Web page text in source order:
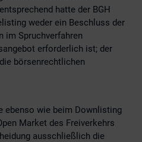
hatte der BGH
weder ein Beschluss der
im Spruchverfahren
erforderlich ist; der
börsenrechtlichen
ebenso wie beim Downlisting
Market des Freiverkehrs
ausschließlich die